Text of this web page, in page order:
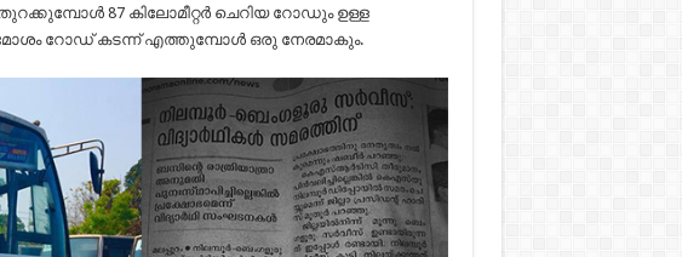
87 കിലോമീറ്റർ ചെറിയ റോഡും ഉള്ള
റോഡ് കടന്ന്‍ എത്തുമ്പോള്‍ ഒരു നേരമാകും.